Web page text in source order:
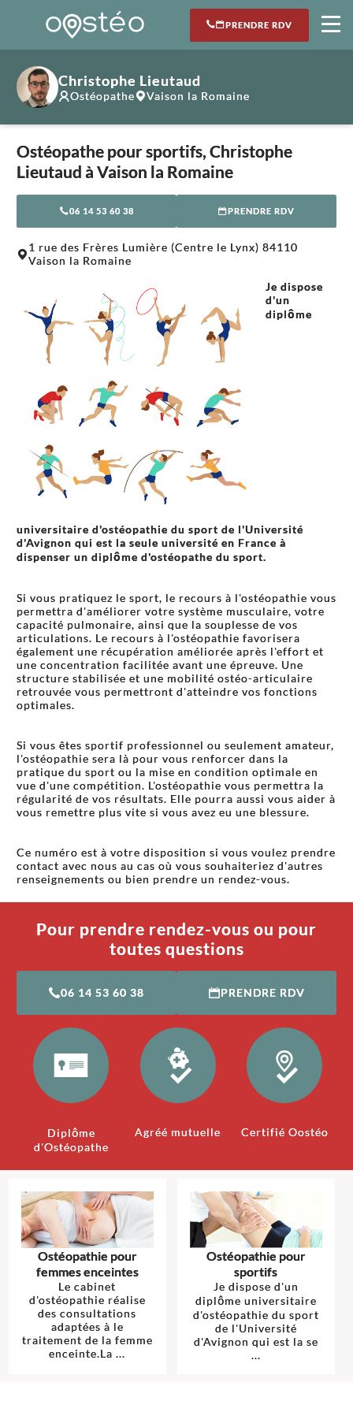
PRENDRE RDV
Christophe Lieutaud
Ostéopathe Vaison la Romaine
Ostéopathe pour sportifs, Christophe
Lieutaud à Vaison la Romaine
06 14 53 60 38 PRENDRE RDV
+
1 rue des Frères Lumière (Centre le Lynx) 84110
Vaison la Romaine
Je dispose
d'un
diplôme
universitaire d'ostéopathie du sport de l'Université
d'Avignon qui est la seule université en France à
dispenser un diplôme d'ostéopathe du sport.
Si vous pratiquez le sport, le recours à l'ostéopathie vous
permettra d'améliorer votre système musculaire, votre
capacité pulmonaire, ainsi que la souplesse de vos
articulations. Le recours à l'ostéopathie favorisera
également une récupération améliorée après l'effort et
une concentration facilitée avant une épreuve. Une
structure stabilisée et une mobilité ostéo-articulaire
retrouvée vous permettront d'atteindre vos fonctions
optimales.
Si vous êtes sportif professionnel ou seulement amateur,
l'ostéopathie sera là pour vous renforcer dans la
pratique du sport ou la mise en condition optimale en
vue d'une compétition. L'ostéopathie vous permettra la
régularité de vos résultats. Elle pourra aussi vous aider à
vous remettre plus vite si vous avez eu une blessure.
Ce numéro est à votre disposition si vous voulez prendre
contact avec nous au cas où vous souhaiteriez d'autres
renseignements ou bien prendre un rendez-vous.
Pour prendre rendez-vous ou pour
toutes questions
06 14 53 60 38 PRENDRE RDV
Diplôme
d'Ostéopathe
Agréé mutuelle Certifié Oostéo
Ostéopathie pour
femmes enceintes
Le cabinet
d'ostéopathie réalise
des consultations
adaptées à le
traitement de la femme
enceinte.La ...
Ostéopathie pour
sportifs
Je dispose d'un
diplôme universitaire
d'ostéopathie du sport
de l'Université
d'Avignon qui est la se
...